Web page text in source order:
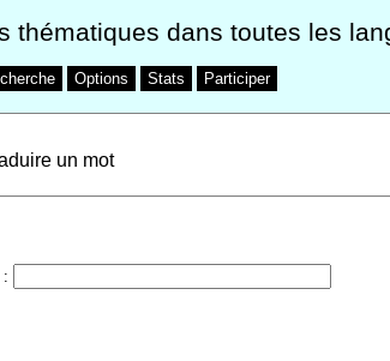
thématiques dans toutes les
Options Stats Participer
un mot